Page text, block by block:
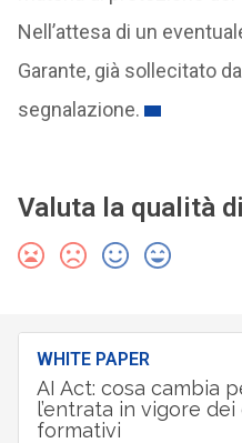
Nell’attesa di un
Garante, già sollecitato
segnalazione.
Valuta la qualità
WHITE PAPER
AI Act: cosa cambia
l’entrata in vigore
formativi